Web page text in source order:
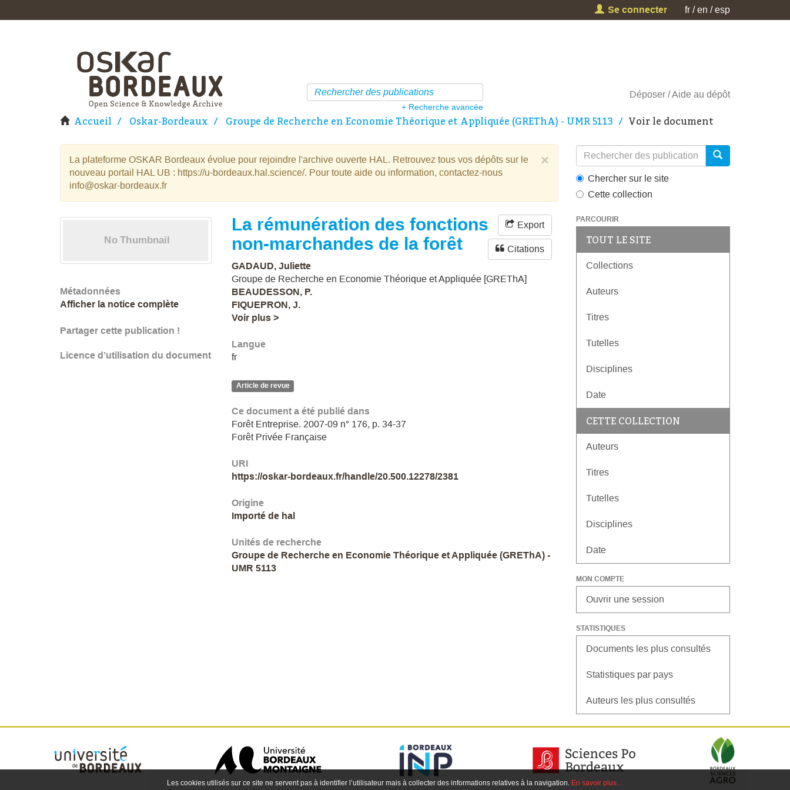
Se connecter fr en esp
+ Recherche avancée
Déposer Aide au dépôt
Accueil Oskar-Bordeaux Groupe de Recherche en Economie Théorique et Appliquée (GREThA) - UMR 5113 Voir le document
×
La plateforme OSKAR Bordeaux évolue pour rejoindre l'archive ouverte HAL. Retrouvez tous vos dépôts sur le
nouveau portail HAL UB : https://u-bordeaux.hal.science/. Pour toute aide ou information, contactez-nous
info@oskar-bordeaux.fr
Métadonnées
Afficher la notice complète
Partager cette publication !
Licence d’utilisation du document
La rémunération des fonctions
non-marchandes de la forêt
Export
Citations
GADAUD, Juliette
Groupe de Recherche en Economie Théorique et Appliquée [GREThA]
BEAUDESSON, P.
FIQUEPRON, J.
Voir plus >
Langue
fr
Article de revue
Ce document a été publié dans
Forêt Entreprise. 2007-09 n° 176, p. 34-37
Forêt Privée Française
URI
https://oskar-bordeaux.fr/handle/20.500.12278/2381
Origine
Importé de hal
Unités de recherche
Groupe de Recherche en Economie Théorique et Appliquée (GREThA) -
UMR 5113
Chercher sur le site
Cette collection
PARCOURIR
TOUT LE SITE
Collections
Auteurs
Titres
Tutelles
Disciplines
Date
CETTE COLLECTION
Auteurs
Titres
Tutelles
Disciplines
Date
MON COMPTE
Ouvrir une session
STATISTIQUES
Documents les plus consultés
Statistiques par pays
Auteurs les plus consultés
Les cookies utilisés sur ce site ne servent pas à identifier l’utilisateur mais à collecter des informations relatives à la navigation. En savoir plus…